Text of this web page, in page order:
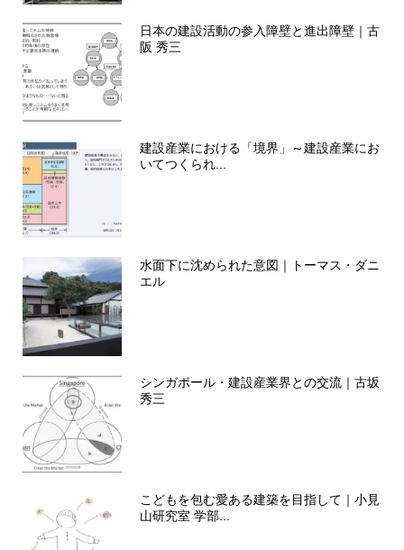
日本の建設活動の参入障壁と進出障壁｜古
阪 秀三
建設産業における「境界」～建設産業にお
いてつくられ...
水面下に沈められた意図｜トーマス・ダニ
エル
シンガポール・建設産業界との交流｜古坂
秀三
こどもを包む愛ある建築を目指して｜小見
山研究室 学部...